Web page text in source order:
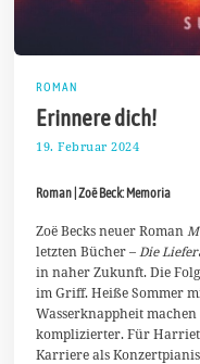
ROMAN
Erinnere dich!
19. Februar 2024
ä
z
2
0
2
4
Roman | Zoë Beck: Memoria
Zoë Becks neuer Roman
letzten Bücher – Die
in naher Zukunft. Die
im Griff. Heiße Sommer
Wasserknappheit
komplizierter. Für
Karriere als